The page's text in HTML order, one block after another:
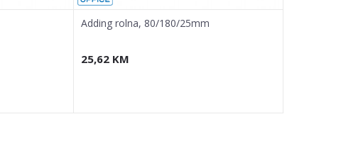
Adding rolna, 80/180/25mm
25,62 KM